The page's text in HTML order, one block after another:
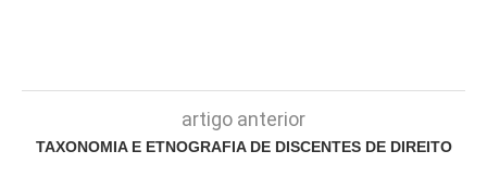
artigo anterior
TAXONOMIA E ETNOGRAFIA DE DISCENTES DE DIREITO